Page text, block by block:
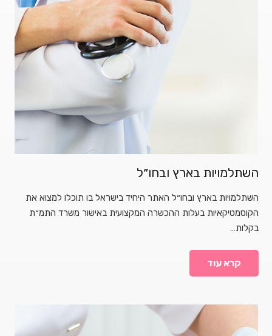
השתלמויות בארץ ובחו״ל
השתלמויות בארץ ובחו״ל האתר היחיד בישראל בו תוכלו למצוא את
הקוסמטיקאיות בעלות ההכשרה המקצועית באישור משרד התמ״ת
בקלות…
קרא עוד